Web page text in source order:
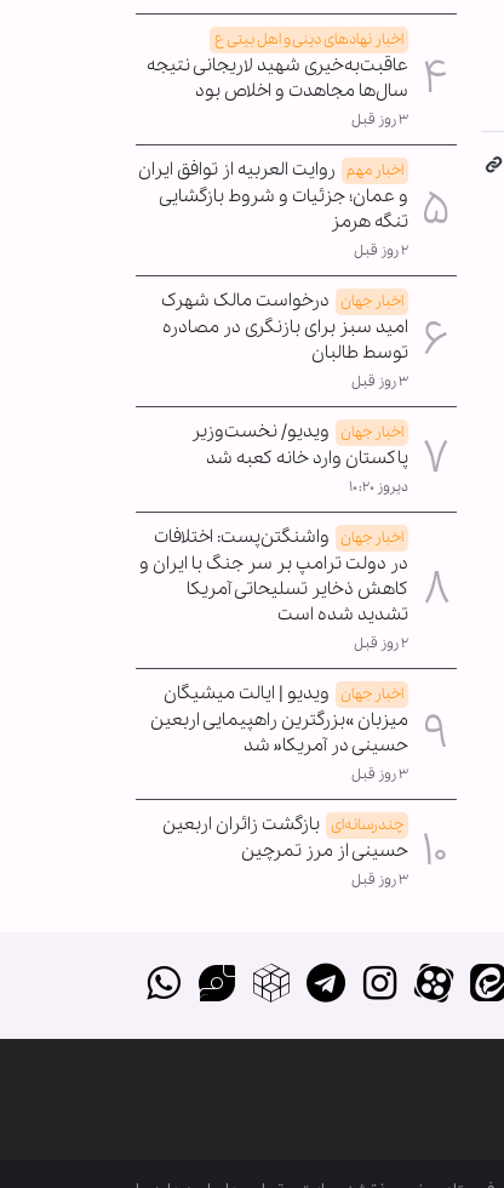
اخبار نهادهای دینی و اهل بیتی ع
عاقبت‌به‌خیری شهید لاریجانی نتیجه
سال‌ها مجاهدت و اخلاص بود
۳ روز قبل
اخبار مهم روایت العربیه از توافق ایران
و عمان؛ جزئیات و شروط بازگشایی
تنگه هرمز
۲ روز قبل
اخبار جهان درخواست مالک شهرک
امید سبز برای بازنگری در مصادره
توسط طالبان
۳ روز قبل
اخبار جهان ویدیو/ نخست‌وزیر
پاکستان وارد خانه کعبه شد
دیروز ۱۰:۲۰
اخبار جهان واشنگتن‌پست: اختلافات
در دولت ترامپ بر سر جنگ با ایران و
کاهش ذخایر تسلیحاتی آمریکا
تشدید شده است
۲ روز قبل
اخبار جهان ویدیو | ایالت میشیگان
میزبان »بزرگترین راهپیمایی اربعین
حسینی در آمریکا« شد
۳ روز قبل
چندرسانه‌ای بازگشت زائران اربعین
حسینی از مرز تمرچین
۳ روز قبل